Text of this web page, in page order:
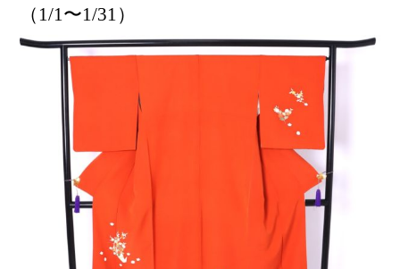
（1/1〜1/31）